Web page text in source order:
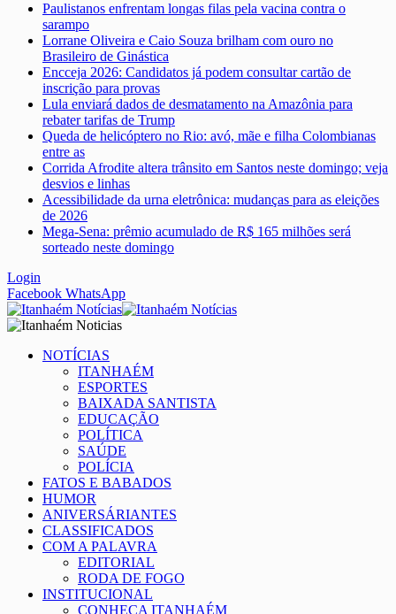
Paulistanos enfrentam longas filas pela vacina contra o
sarampo
Lorrane Oliveira e Caio Souza brilham com ouro no
Brasileiro de Ginástica
Encceja 2026: Candidatos já podem consultar cartão de
inscrição para provas
Lula enviará dados de desmatamento na Amazônia para
rebater tarifas de Trump
Queda de helicóptero no Rio: avó, mãe e filha Colombianas
entre as
Corrida Afrodite altera trânsito em Santos neste domingo; veja
desvios e linhas
Acessibilidade da urna eletrônica: mudanças para as eleições
de 2026
Mega-Sena: prêmio acumulado de R$ 165 milhões será
sorteado neste domingo
Login
Facebook WhatsApp
NOTÍCIAS
ITANHAÉM
ESPORTES
BAIXADA SANTISTA
EDUCAÇÃO
POLÍTICA
SAÚDE
POLÍCIA
FATOS E BABADOS
HUMOR
ANIVERSÁRIANTES
CLASSIFICADOS
COM A PALAVRA
EDITORIAL
RODA DE FOGO
INSTITUCIONAL
CONHEÇA ITANHAÉM